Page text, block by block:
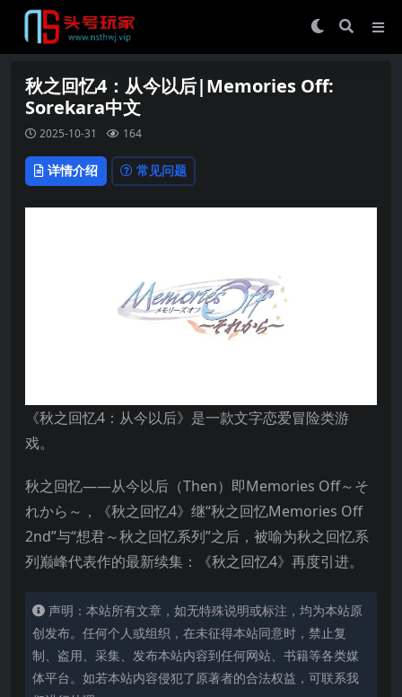
秋之回忆4：从今以后|Memories Off:
Sorekara中文
2025-10-31 164
详情介绍 常见问题
《秋之回忆4：从今以后》是一款文字恋爱冒险类游
戏。
秋之回忆——从今以后（Then）即Memories Off～そ
れから～，《秋之回忆4》继“秋之回忆Memories Off
2nd”与“想君～秋之回忆系列”之后，被喻为秋之回忆系
列巅峰代表作的最新续集：《秋之回忆4》再度引进。
声明：本站所有文章，如无特殊说明或标注，均为本站原
创发布。任何个人或组织，在未征得本站同意时，禁止复
制、盗用、采集、发布本站内容到任何网站、书籍等各类媒
体平台。如若本站内容侵犯了原著者的合法权益，可联系我